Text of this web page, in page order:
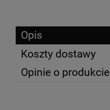
Opis
Koszty dostawy
Opinie o produkcie